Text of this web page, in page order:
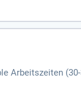
Arbeitszeiten